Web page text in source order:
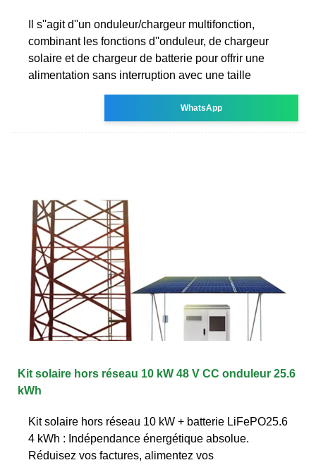
Il s''agit d''un onduleur/chargeur multifonction,
combinant les fonctions d''onduleur, de chargeur
solaire et de chargeur de batterie pour offrir une
alimentation sans interruption avec une taille
WhatsApp
Kit solaire hors réseau 10 kW 48 V CC onduleur 25.6
kWh
Kit solaire hors réseau 10 kW + batterie LiFePO25.6
4 kWh : Indépendance énergétique absolue.
Réduisez vos factures, alimentez vos